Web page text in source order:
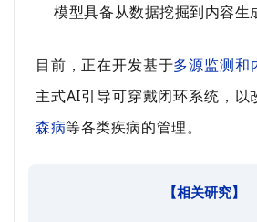
模型具备从数据挖掘到内容生
目前，正在开发基于多源监测和
主式AI引导可穿戴闭环系统，以
森病等各类疾病的管理。
【相关研究】